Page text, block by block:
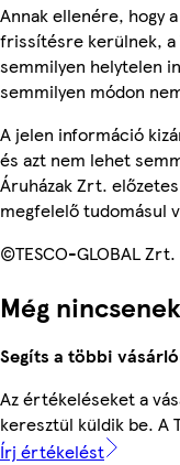
Annak ellenére, hogy
frissítésre kerülnek, a
semmilyen helytelen
semmilyen módon
A jelen információ
és azt nem lehet
Áruházak Zrt.
megfelelő tudomásul
©TESCO-GLOBAL Zrt.
Még
Segíts a többi
Az értékeléseket a
keresztül küldik be. A
Írj értékelést